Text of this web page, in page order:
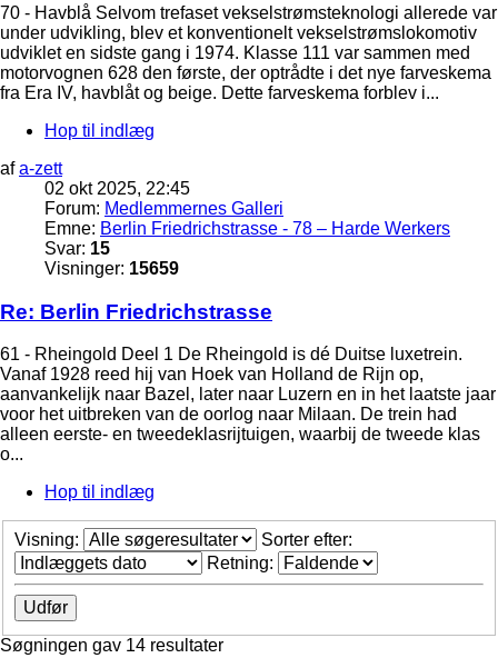
70 - Havblå Selvom trefaset vekselstrømsteknologi allerede var
under udvikling, blev et konventionelt vekselstrømslokomotiv
udviklet en sidste gang i 1974. Klasse 111 var sammen med
motorvognen 628 den første, der optrådte i det nye farveskema
fra Era IV, havblåt og beige. Dette farveskema forblev i...
Hop til indlæg
afa-zett
02 okt 2025, 22:45
Forum: Medlemmernes Galleri
Emne: Berlin Friedrichstrasse - 78 – Harde Werkers
Svar: 15
Visninger: 15659
Re: Berlin Friedrichstrasse
61 - Rheingold Deel 1 De Rheingold is dé Duitse luxetrein.
Vanaf 1928 reed hij van Hoek van Holland de Rijn op,
aanvankelijk naar Bazel, later naar Luzern en in het laatste jaar
voor het uitbreken van de oorlog naar Milaan. De trein had
alleen eerste- en tweedeklasrijtuigen, waarbij de tweede klas
o...
Hop til indlæg
Visning:
Sorter efter:
Retning:
Søgningen gav 14 resultater